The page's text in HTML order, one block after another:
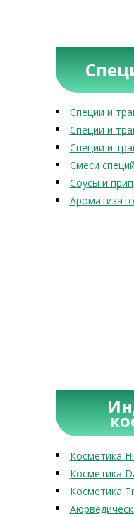
Специи и
Специи и
Специи и
Смеси
Соусы и
Косметика
Косметика
Косметика